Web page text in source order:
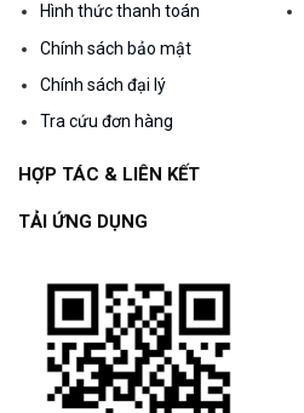
Hình thức thanh toán
Chính sách bảo mật
Chính sách đại lý
Tra cứu đơn hàng
HỢP TÁC & LIÊN KẾT
TẢI ỨNG DỤNG